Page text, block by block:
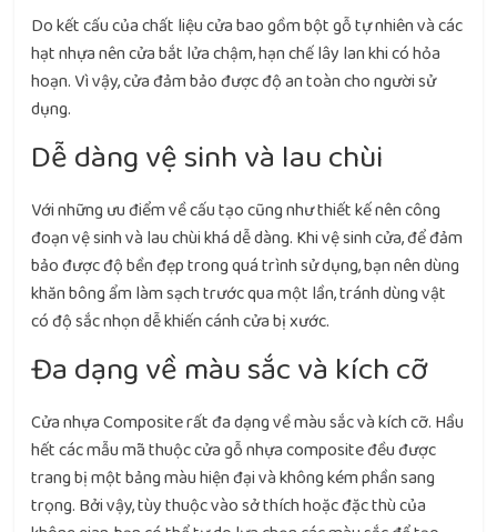
Do kết cấu của chất liệu cửa bao gồm bột gỗ tự nhiên và các
hạt nhựa nên cửa bắt lửa chậm, hạn chế lây lan khi có hỏa
hoạn. Vì vậy, cửa đảm bảo được độ an toàn cho người sử
dụng.
Dễ dàng vệ sinh và lau chùi
Với những ưu điểm về cấu tạo cũng như thiết kế nên công
đoạn vệ sinh và lau chùi khá dễ dàng. Khi vệ sinh cửa, để đảm
bảo được độ bền đẹp trong quá trình sử dụng, bạn nên dùng
khăn bông ẩm làm sạch trước qua một lần, tránh dùng vật
có độ sắc nhọn dễ khiến cánh cửa bị xước.
Đa dạng về màu sắc và kích cỡ
Cửa nhựa Composite rất đa dạng về màu sắc và kích cỡ. Hầu
hết các mẫu mã thuộc cửa gỗ nhựa composite đều được
trang bị một bảng màu hiện đại và không kém phần sang
trọng. Bởi vậy, tùy thuộc vào sở thích hoặc đặc thù của